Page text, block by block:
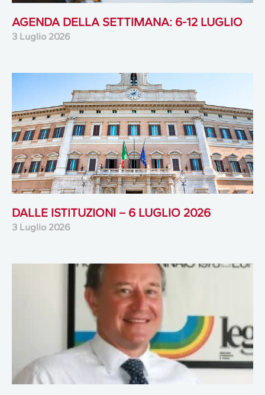
AGENDA DELLA SETTIMANA: 6-12 LUGLIO
3 Luglio 2026
DALLE ISTITUZIONI – 6 LUGLIO 2026
3 Luglio 2026